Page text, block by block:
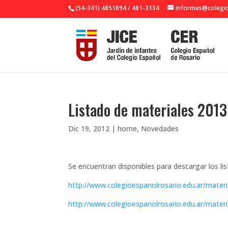
(54-341) 4851894 / 481-3134
Listado de materiales 2013
Dic 19, 2012 |home, Novedades
Se encuentran disponibles para descargar los
http://www.colegioespanolrosario.edu.ar/
http://www.colegioespanolrosario.edu.ar/